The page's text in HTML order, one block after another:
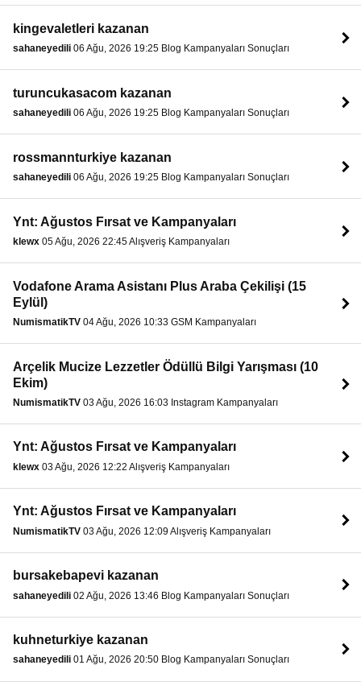
kingevaletleri kazanan
sahaneyedili 06 Ağu, 2026 19:25 Blog Kampanyaları Sonuçları
turuncukasacom kazanan
sahaneyedili 06 Ağu, 2026 19:25 Blog Kampanyaları Sonuçları
rossmannturkiye kazanan
sahaneyedili 06 Ağu, 2026 19:25 Blog Kampanyaları Sonuçları
Ynt: Ağustos Fırsat ve Kampanyaları
klewx 05 Ağu, 2026 22:45 Alışveriş Kampanyaları
Vodafone Arama Asistanı Plus Araba Çekilişi (15
Eylül)
NumismatikTV 04 Ağu, 2026 10:33 GSM Kampanyaları
Arçelik Mucize Lezzetler Ödüllü Bilgi Yarışması (10
Ekim)
NumismatikTV 03 Ağu, 2026 16:03 Instagram Kampanyaları
Ynt: Ağustos Fırsat ve Kampanyaları
klewx 03 Ağu, 2026 12:22 Alışveriş Kampanyaları
Ynt: Ağustos Fırsat ve Kampanyaları
NumismatikTV 03 Ağu, 2026 12:09 Alışveriş Kampanyaları
bursakebapevi kazanan
sahaneyedili 02 Ağu, 2026 13:46 Blog Kampanyaları Sonuçları
kuhneturkiye kazanan
sahaneyedili 01 Ağu, 2026 20:50 Blog Kampanyaları Sonuçları